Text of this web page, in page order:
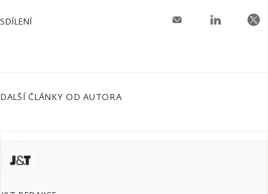
SDÍLENÍ
DALŠÍ ČLÁNKY OD AUTORA